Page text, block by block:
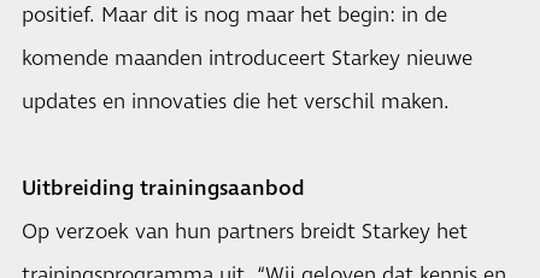
positief. Maar dit is nog maar het begin: in de
komende maanden introduceert Starkey nieuwe
updates en innovaties die het verschil maken.
Uitbreiding trainingsaanbod
Op verzoek van hun partners breidt Starkey het